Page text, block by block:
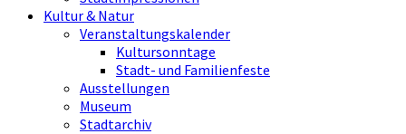
Kultur & Natur
Veranstaltungskalender
Kultursonntage
Stadt- und Familienfeste
Ausstellungen
Museum
Stadtarchiv